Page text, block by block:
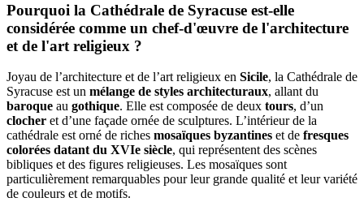
Pourquoi la Cathédrale de Syracuse est-elle
considérée comme un chef-d'œuvre de l'architecture
et de l'art religieux ?
Joyau de l’architecture et de l’art religieux en Sicile, la Cathédrale de
Syracuse est un mélange de styles architecturaux, allant du
baroque au gothique. Elle est composée de deux tours, d’un
clocher et d’une façade ornée de sculptures. L’intérieur de la
cathédrale est orné de riches mosaïques byzantines et de fresques
colorées datant du XVIe siècle, qui représentent des scènes
bibliques et des figures religieuses. Les mosaïques sont
particulièrement remarquables pour leur grande qualité et leur variété
de couleurs et de motifs.